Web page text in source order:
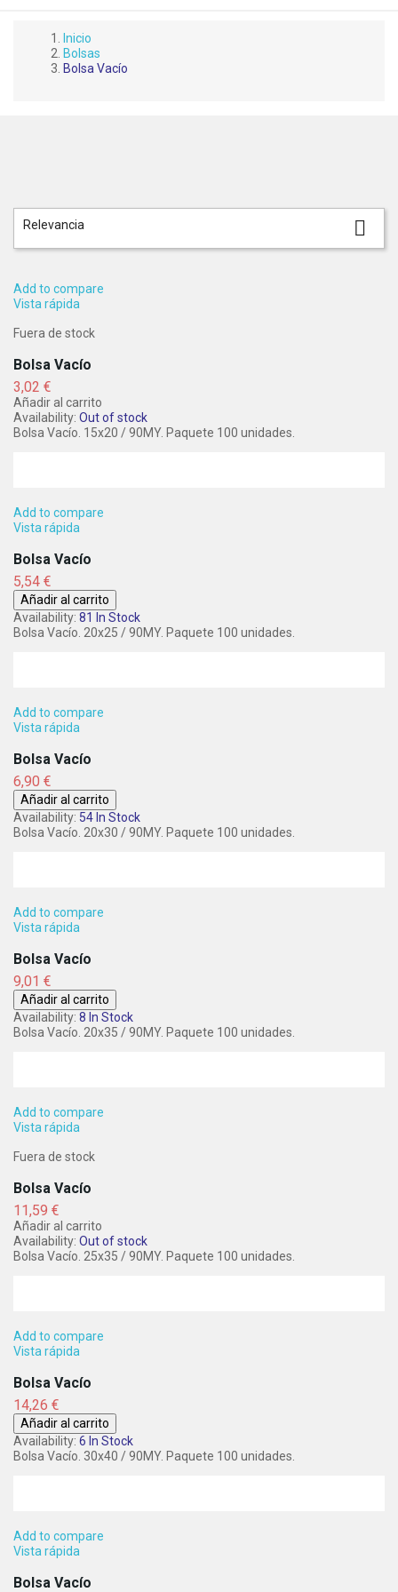
Inicio
Bolsas
Bolsa Vacío
Relevancia 
Add to compare
Vista rápida
Fuera de stock
Bolsa Vacío
Precio
3,02 €
Añadir al carrito
Availability: Out of stock
Bolsa Vacío. 15x20 / 90MY. Paquete 100 unidades.
Add to compare
Vista rápida
Bolsa Vacío
Precio
5,54 €
Añadir al carrito
Availability: 81 In Stock
Bolsa Vacío. 20x25 / 90MY. Paquete 100 unidades.
Add to compare
Vista rápida
Bolsa Vacío
Precio
6,90 €
Añadir al carrito
Availability: 54 In Stock
Bolsa Vacío. 20x30 / 90MY. Paquete 100 unidades.
Add to compare
Vista rápida
Bolsa Vacío
Precio
9,01 €
Añadir al carrito
Availability: 8 In Stock
Bolsa Vacío. 20x35 / 90MY. Paquete 100 unidades.
Add to compare
Vista rápida
Fuera de stock
Bolsa Vacío
Precio
11,59 €
Añadir al carrito
Availability: Out of stock
Bolsa Vacío. 25x35 / 90MY. Paquete 100 unidades.
Add to compare
Vista rápida
Bolsa Vacío
Precio
14,26 €
Añadir al carrito
Availability: 6 In Stock
Bolsa Vacío. 30x40 / 90MY. Paquete 100 unidades.
Add to compare
Vista rápida
Bolsa Vacío